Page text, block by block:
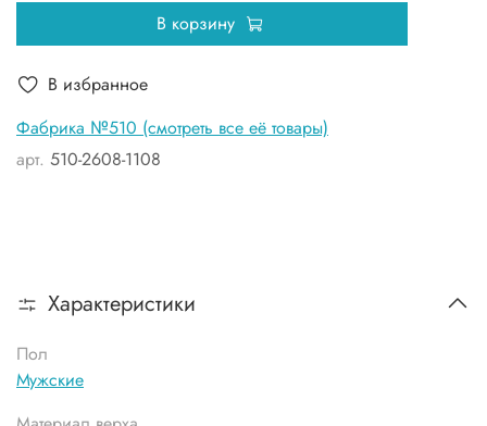
Фабрика №510 (смотреть все её товары)
арт. 510-2608-1108
В корзину
В избранное
Характеристики
Пол
Мужские